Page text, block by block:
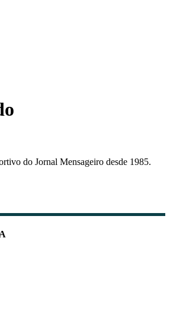
do Jornal Mensageiro desde 1985.